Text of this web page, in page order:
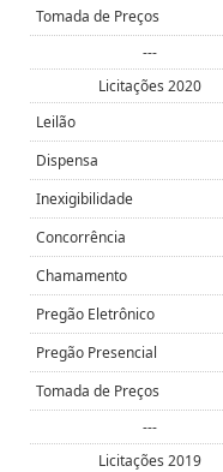
Tomada de Preços
---
Licitações 2020
Leilão
Dispensa
Inexigibilidade
Concorrência
Chamamento
Pregão Eletrônico
Pregão Presencial
Tomada de Preços
---
Licitações 2019